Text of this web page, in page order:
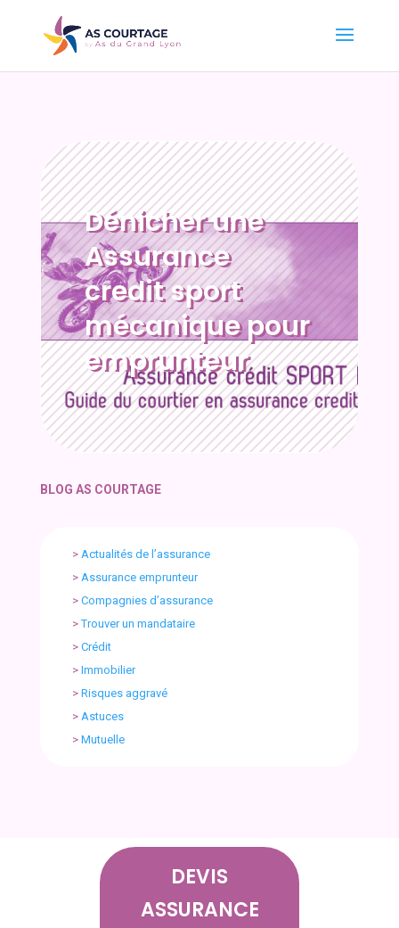
Dénicher une
Assurance
credit sport
mécanique pour
emprunteur
BLOG AS COURTAGE
> Actualités de l’assurance
> Assurance emprunteur
> Compagnies d’assurance
>Trouver un mandataire
> Crédit
> Immobilier
> Risques aggravé
> Astuces
> Mutuelle
DEVIS
ASSURANCE